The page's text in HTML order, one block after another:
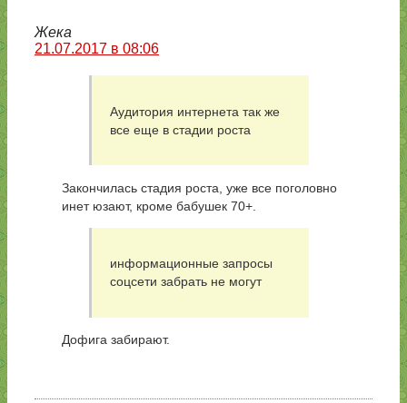
Жека
21.07.2017 в 08:06
Аудитория интернета так же
все еще в стадии роста
Закончилась стадия роста, уже все поголовно
инет юзают, кроме бабушек 70+.
информационные запросы
соцсети забрать не могут
Дофига забирают.